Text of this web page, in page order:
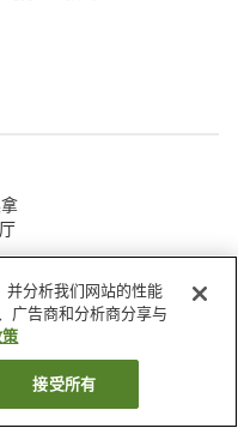
胜川温泉 观月苑
并分析我们网站的性能
广告商和分析商分享与
策
接受所有